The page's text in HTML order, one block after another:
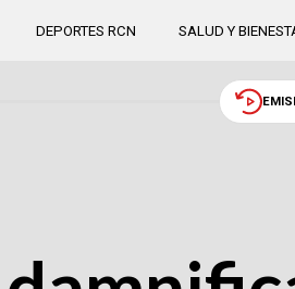
DEPORTES RCN SALUD Y